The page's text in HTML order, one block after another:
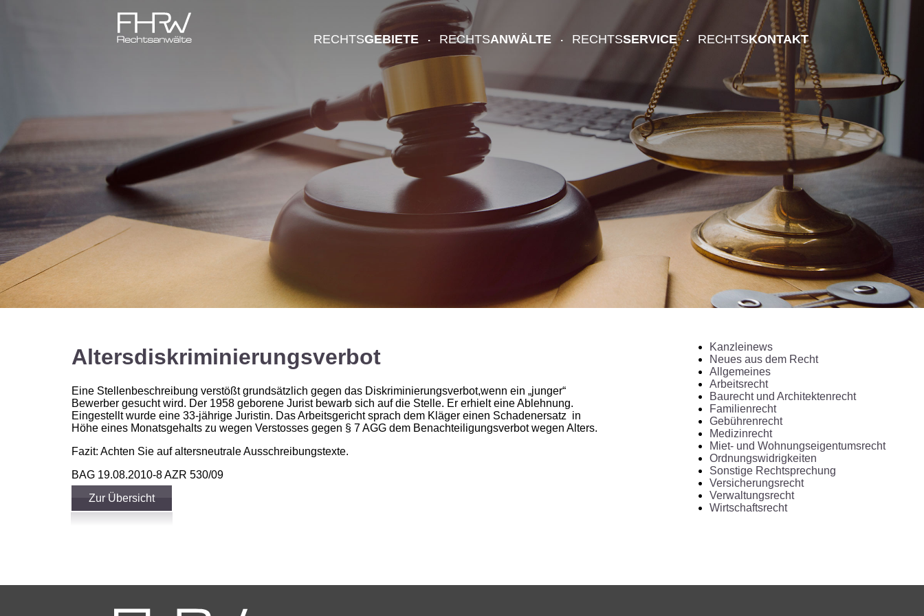
RECHTSGEBIETE RECHTSANWÄLTE RECHTSSERVICE RECHTSKONTAKT
Altersdiskriminierungsverbot
Eine Stellenbeschreibung verstößt grundsätzlich gegen das Diskriminierungsverbot,wenn ein „junger“
Bewerber gesucht wird. Der 1958 geborene Jurist bewarb sich auf die Stelle. Er erhielt eine Ablehnung.
Eingestellt wurde eine 33-jährige Juristin. Das Arbeitsgericht sprach dem Kläger einen Schadenersatz in
Höhe eines Monatsgehalts zu wegen Verstosses gegen § 7 AGG dem Benachteiligungsverbot wegen Alters.
Fazit: Achten Sie auf altersneutrale Ausschreibungstexte.
BAG 19.08.2010-8 AZR 530/09
Zur Übersicht
Kanzleinews
Neues aus dem Recht
Allgemeines
Arbeitsrecht
Baurecht und Architektenrecht
Familienrecht
Gebührenrecht
Medizinrecht
Miet- und Wohnungseigentumsrecht
Ordnungswidrigkeiten
Sonstige Rechtsprechung
Versicherungsrecht
Verwaltungsrecht
Wirtschaftsrecht